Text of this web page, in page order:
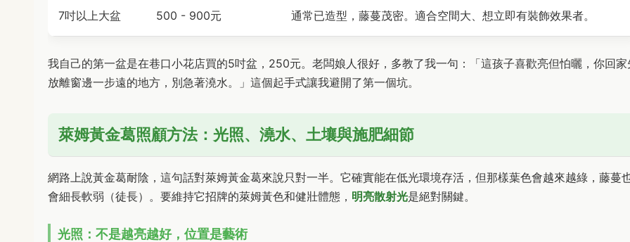
7吋以上大盆 500 - 900元 通常已造型，藤蔓茂密。適合空間大、想立即有裝飾效果者。
我自己的第一盆是在巷口小花店買的5吋盆，250元。老闆娘人很好，多教了我一句：「這孩子喜歡亮但怕曬，你回家
放離窗邊一步遠的地方，別急著澆水。」這個起手式讓我避開了第一個坑。
萊姆黃金葛照顧方法：光照、澆水、土壤與施肥細節
網路上說黃金葛耐陰，這句話對萊姆黃金葛來說只對一半。它確實能在低光環境存活，但那樣葉色會越來越綠，藤蔓
會細長軟弱（徒長）。要維持它招牌的萊姆黃色和健壯體態， 明亮散射光是絕對關鍵。
光照：不是越亮越好，位置是藝術